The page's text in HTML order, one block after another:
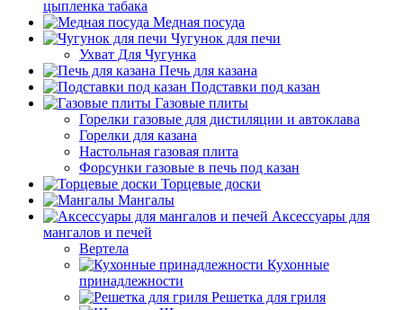
цыпленка табака
Медная посуда
Чугунок для печи
Ухват Для Чугунка
Печь для казана
Подставки под казан
Газовые плиты
Горелки газовые для дистиляции и автоклава
Горелки для казана
Настольная газовая плита
Форсунки газовые в печь под казан
Торцевые доски
Мангалы
Аксессуары для
мангалов и печей
Вертела
Кухонные
принадлежности
Решетка для гриля